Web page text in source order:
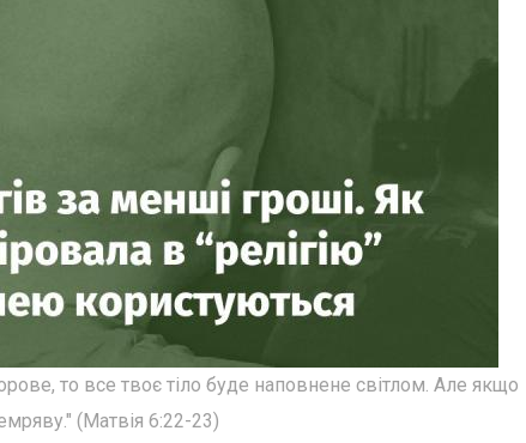
то все твоє тіло буде наповнене світлом. Але якщо
(Матвія 6:22-23)